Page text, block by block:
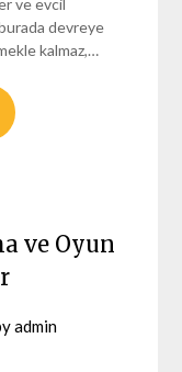
burada devreye
kalmaz,…
ve Oyun
admin